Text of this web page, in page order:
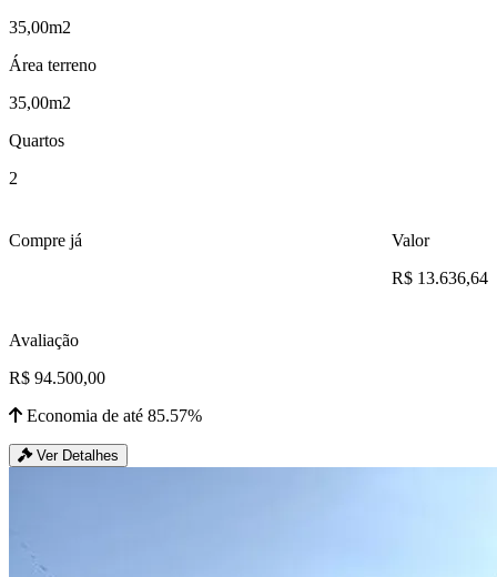
35,00m2
Área terreno
35,00m2
Quartos
2
Compre já
Valor
R$ 13.636,64
Avaliação
R$ 94.500,00
Economia de até 85.57%
Ver Detalhes